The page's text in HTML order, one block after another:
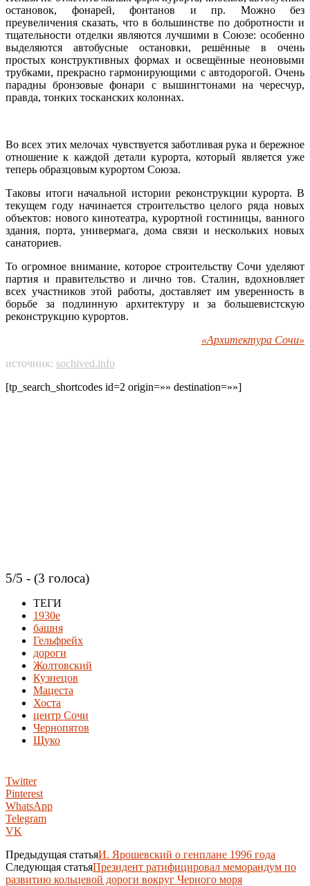
остановок, фонарей, фонтанов и пр. Можно без
преувеличения сказать, что в большинстве по добротности и
тщательности отделки являются лучшими в Союзе: особенно
выделяются автобусные остановки, решённые в очень
простых конструктивных формах и освещённые неоновыми
трубками, прекрасно гармонирующими с автодорогой. Очень
парадны бронзовые фонари с вышингтонами на чересчур,
правда, тонких тосканских колоннах.
Во всех этих мелочах чувствуется заботливая рука и бережное
отношение к каждой детали курорта, который является уже
теперь образцовым курортом Союза.
Таковы итоги начальной истории реконструкции курорта. В
текущем году начинается строительство целого ряда новых
объектов: нового кинотеатра, курортной гостиницы, ванного
здания, порта, универмага, дома связи и нескольких новых
санаториев.
То огромное внимание, которое строительству Сочи уделяют
партия и правительство и лично тов. Сталин, вдохновляет
всех участников этой работы, доставляет им уверенность в
борьбе за подлинную архитектуру и за большевистскую
реконструкцию курортов.
«Архитектура Сочи»
источник: sochived.info
[tp_search_shortcodes id=2 origin=»» destination=»»]
5/5 - (3 голоса)
ТЕГИ
1930е
башня
Гельфрейх
дороги
Жолтовский
Кузнецов
Мацеста
Хоста
центр Сочи
Чернопятов
Щуко
Twitter
Pinterest
WhatsApp
Telegram
VK
Предыдущая статьяИ. Ярошевский о генплане 1996 года
Следующая статьяПрезидент ратифицировал меморандум по
развитию кольцевой дороги вокруг Черного моря